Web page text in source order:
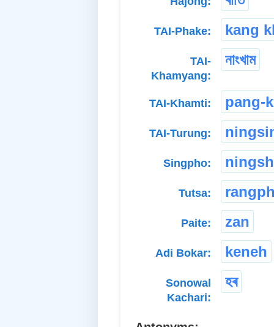
TAI-Phake: kang
TAI-
Khamyang:
নাংখাম
TAI-Khamti: pang-
TAI-Turung:
Singpho:
Tutsa:
Paite: zan
Adi Bokar: keneh
Sonowal
Kachari:
হৰ